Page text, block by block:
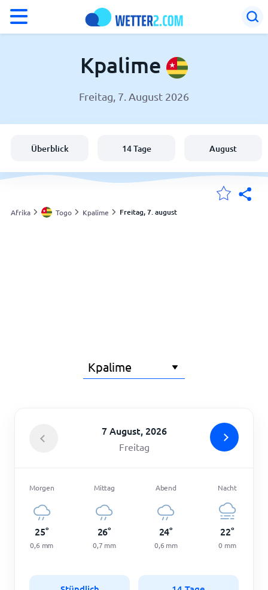
Wetter in Kpalime
Schweiz
Deutschland
Kpalime
Freitag, 7. August 2026
Überblick 14 Tage August
Afrika Togo Kpalime Freitag, 7. august
7 August, 2026
Freitag
Morgen
25°
0,6 mm
Mittag
26°
0,7 mm
Abend
24°
0,6 mm
Nacht
22°
0 mm